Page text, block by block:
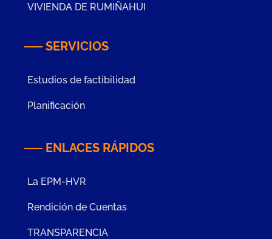
VIVIENDA DE RUMIÑAHUI
SERVICIOS
Estudios de factibilidad
Planificación
ENLACES RÁPIDOS
La EPM-HVR
Rendición de Cuentas
TRANSPARENCIA